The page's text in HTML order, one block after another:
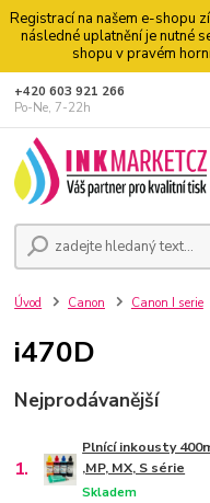
Registrací na našem e-shopu
následné uplatnění je nutné
shopu v pravém
+420 603 921 266
Po-Ne, 7-22h
Úvod Canon Canon I serie
i470D
Nejprodávanější
1.
Plnící inkousty
,MP, MX, S série
Skladem